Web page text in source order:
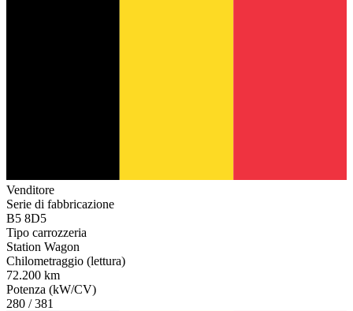
Venditore
Serie di fabbricazione
B5 8D5
Tipo carrozzeria
Station Wagon
Chilometraggio (lettura)
72.200 km
Potenza (kW/CV)
280 / 381